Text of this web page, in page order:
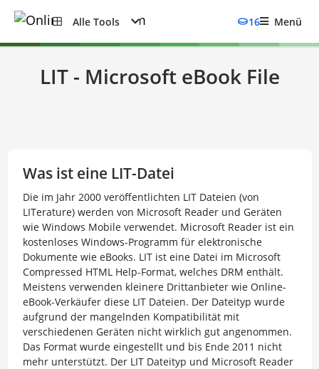
Alle Tools 16 Menü
LIT - Microsoft eBook File
Was ist eine LIT-Datei
Die im Jahr 2000 veröffentlichten LIT Dateien (von
LITerature) werden von Microsoft Reader und Geräten
wie Windows Mobile verwendet. Microsoft Reader ist ein
kostenloses Windows-Programm für elektronische
Dokumente wie eBooks. LIT ist eine Datei im Microsoft
Compressed HTML Help-Format, welches DRM enthält.
Meistens verwenden kleinere Drittanbieter wie Online-
eBook-Verkäufer diese LIT Dateien. Der Dateityp wurde
aufgrund der mangelnden Kompatibilität mit
verschiedenen Geräten nicht wirklich gut angenommen.
Das Format wurde eingestellt und bis Ende 2011 nicht
mehr unterstützt. Der LIT Dateityp und Microsoft Reader